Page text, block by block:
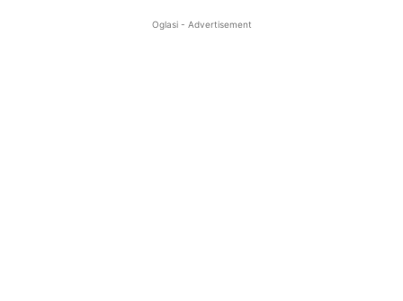
Oglasi - Advertisement